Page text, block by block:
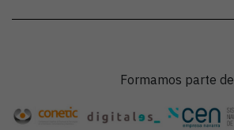
Formamos parte de